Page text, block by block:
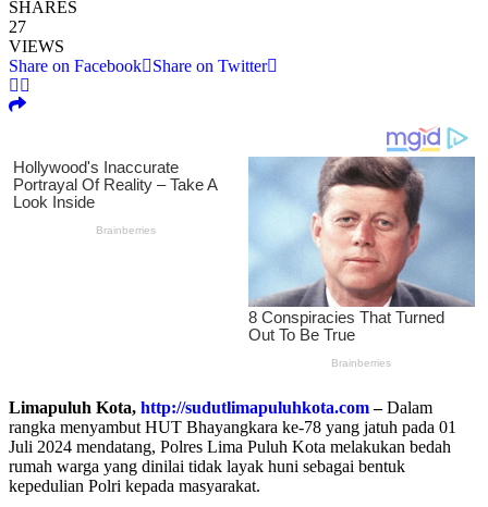
SHARES
27
VIEWS
Share on Facebook
Share on Twitter
Limapuluh Kota, http://sudutlimapuluhkota.com–Dalam
rangka menyambut HUT Bhayangkara ke-78 yang jatuh pada 01
Juli 2024 mendatang, Polres Lima Puluh Kota melakukan bedah
rumah warga yang dinilai tidak layak huni sebagai bentuk
kepedulian Polri kepada masyarakat.